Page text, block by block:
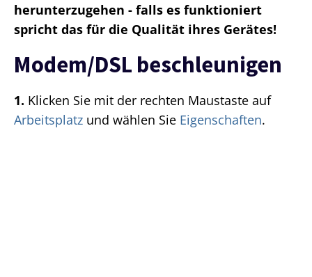
herunterzugehen - falls es funktioniert
spricht das für die Qualität ihres Gerätes!
Modem/DSL beschleunigen
1. Klicken Sie mit der rechten Maustaste auf
Arbeitsplatz und wählen Sie Eigenschaften.